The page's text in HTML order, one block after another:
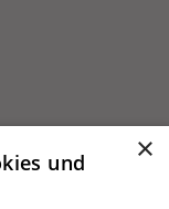
×
und